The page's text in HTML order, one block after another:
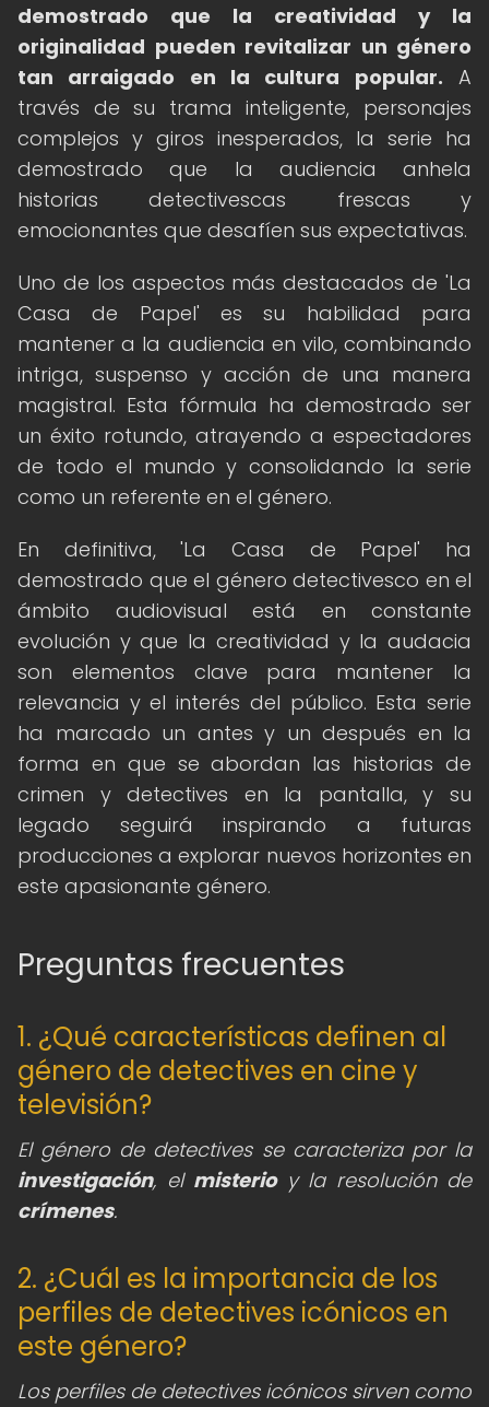
demostrado que la creatividad y la
originalidad pueden revitalizar un género
tan arraigado en la cultura popular. A
través de su trama inteligente, personajes
complejos y giros inesperados, la serie ha
demostrado que la audiencia anhela
historias detectivescas frescas y
emocionantes que desafíen sus expectativas.
Uno de los aspectos más destacados de 'La
Casa de Papel' es su habilidad para
mantener a la audiencia en vilo, combinando
intriga, suspenso y acción de una manera
magistral. Esta fórmula ha demostrado ser
un éxito rotundo, atrayendo a espectadores
de todo el mundo y consolidando la serie
como un referente en el género.
En definitiva, 'La Casa de Papel' ha
demostrado que el género detectivesco en el
ámbito audiovisual está en constante
evolución y que la creatividad y la audacia
son elementos clave para mantener la
relevancia y el interés del público. Esta serie
ha marcado un antes y un después en la
forma en que se abordan las historias de
crimen y detectives en la pantalla, y su
legado seguirá inspirando a futuras
producciones a explorar nuevos horizontes en
este apasionante género.
Preguntas frecuentes
1. ¿Qué características definen al
género de detectives en cine y
televisión?
El género de detectives se caracteriza por la
investigación, el misterioy la resolución de
crímenes.
2. ¿Cuál es la importancia de los
perfiles de detectives icónicos en
este género?
Los perfiles de detectives icónicos sirven como